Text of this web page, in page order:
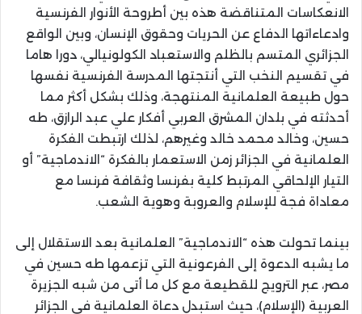
الانعكاسات المتناقضة هذه بين أطروحة الأنوار الفرنسية
وادعاءاتها الدفاع عن الحريات وحقوق الإنسان، وبين الواقع
الجزائري المتسم بالظلم والاستعباد الكولونيالي، دورا هاما
في تقسيم النخب التي أنتجتها المدرسة الفرنسية نفسها
حول طبيعة العلمانية المنتهجة، وذلك بشكل أكثر مما
أحدثته في بلدان المشرق العربي أفكار علي عبد الرازق، طه
حسين، وخالد محمد خالد وغيرهم، لذلك ارتبطت الفكرة
العلمانية في الجزائر زمن الاستعمار بالفكرة “الاندماجية” أو
التيار الإلحاقي المرتبط كلية بفرنسا وثقافة فرنسا مع
معاداة فجة للإسلام والعروبة وهوية الشعب.
بينما تحولت هذه “الاندماجية” العلمانية بعد الاستقلال إلى
ما يشبه الدعوة إلى الفرعونية التي تزعمها طه حسين في
مصر، عبر الترويج للقطيعة مع كل ما أتى من شبه الجزيرة
العربية (الإسلام)، حيث استبدل دعاة العلمانية في الجزائر